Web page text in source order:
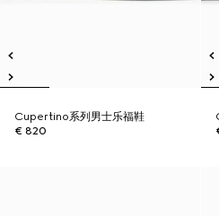
Cupertino系列男士乐福鞋
€ 820